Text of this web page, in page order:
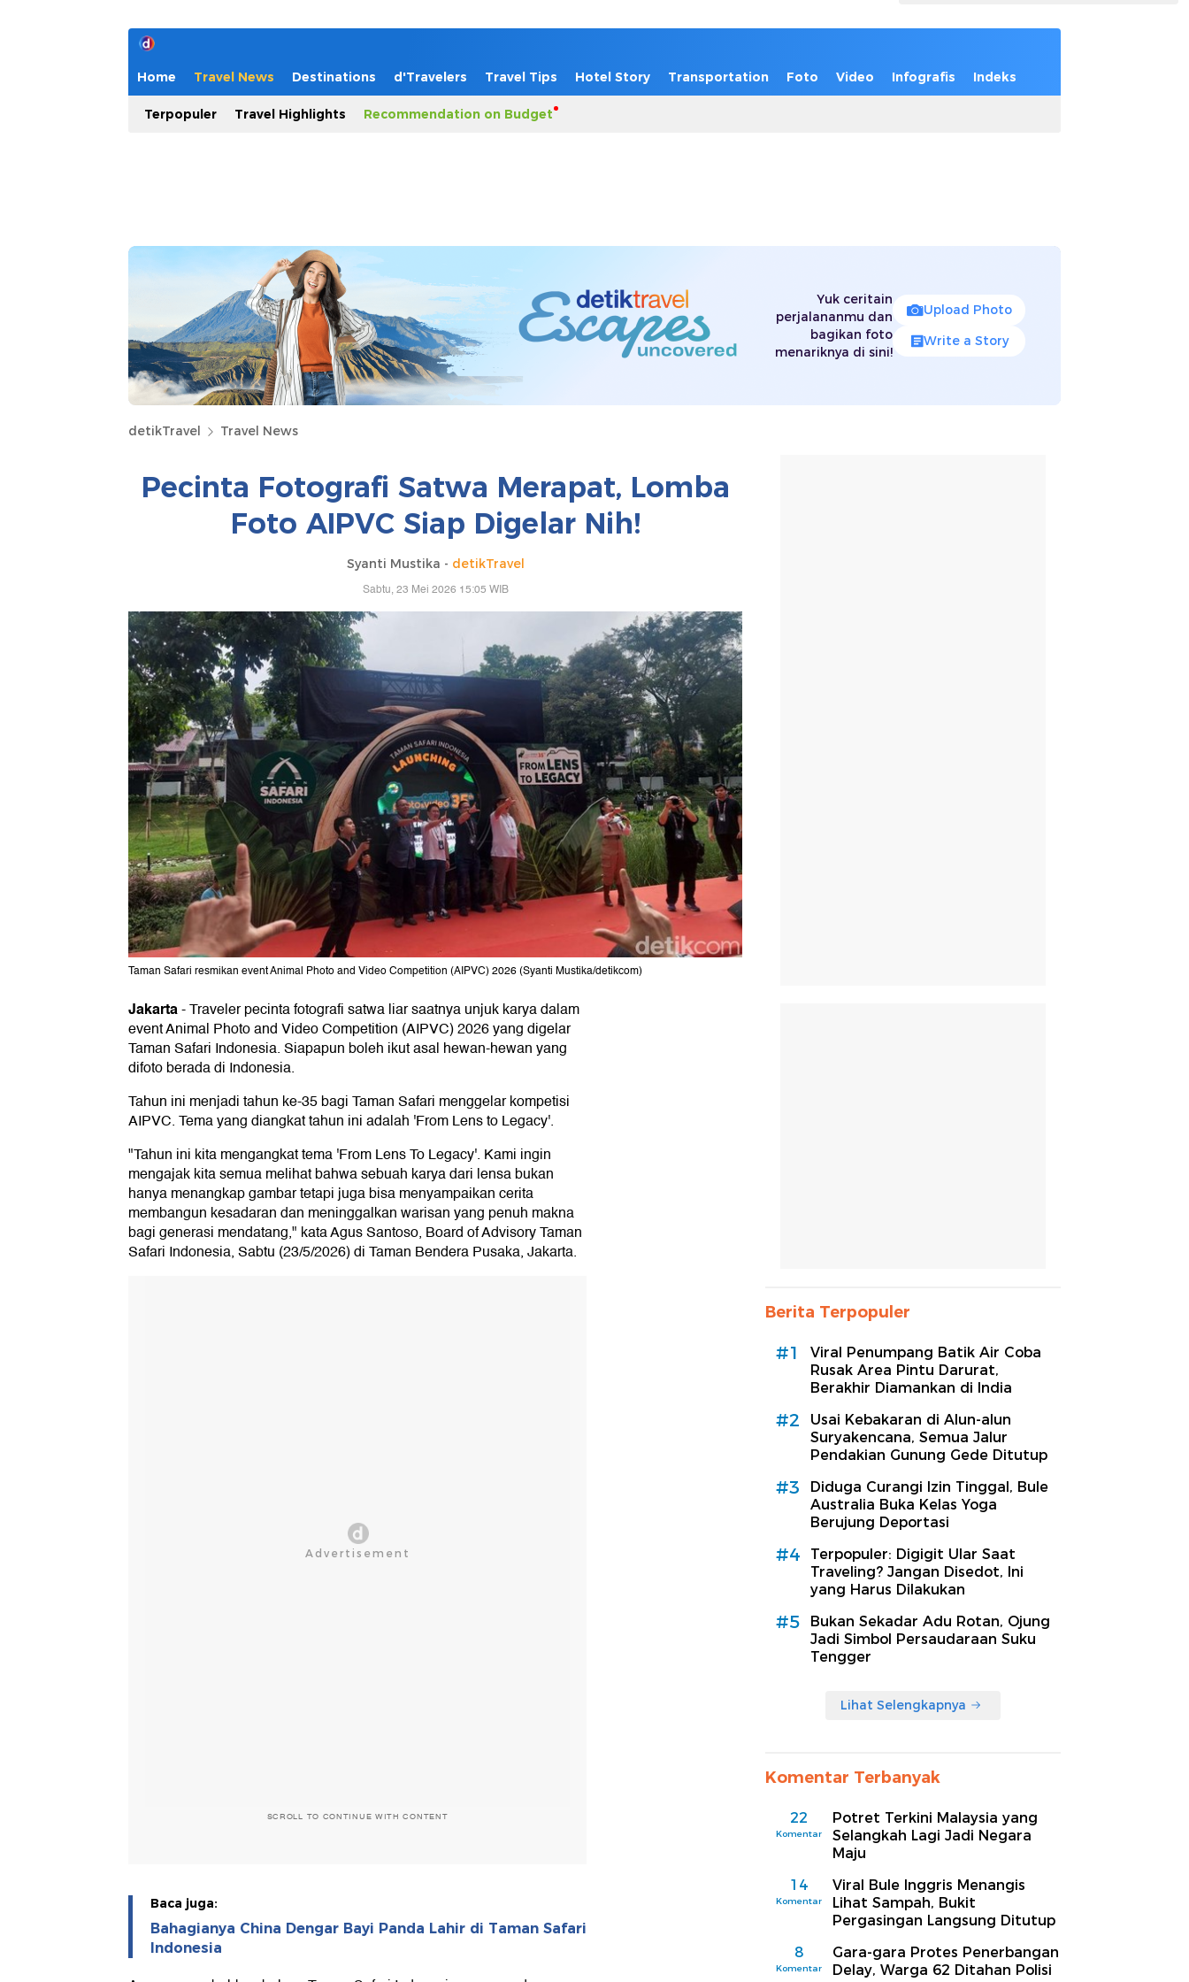
Home Travel News Destinations d'Travelers Travel Tips Hotel Story Transportation Foto Video Infografis Indeks
Terpopuler Travel Highlights Recommendation on Budget
Yuk ceritain
perjalananmu dan
bagikan foto
menariknya di sini!
Upload Photo
Write a Story
detikTravel Travel News
Pecinta Fotografi Satwa Merapat, Lomba
Foto AIPVC Siap Digelar Nih!
Syanti Mustika - detikTravel
Sabtu, 23 Mei 2026 15:05 WIB
Taman Safari resmikan event Animal Photo and Video Competition (AIPVC) 2026 (Syanti Mustika/detikcom)
Jakarta-Traveler pecinta fotografi satwa liar saatnya unjuk karya dalam
event Animal Photo and Video Competition (AIPVC) 2026 yang digelar
Taman Safari Indonesia. Siapapun boleh ikut asal hewan-hewan yang
difoto berada di Indonesia.
Tahun ini menjadi tahun ke-35 bagi Taman Safari menggelar kompetisi
AIPVC. Tema yang diangkat tahun ini adalah 'From Lens to Legacy'.
"Tahun ini kita mengangkat tema 'From Lens To Legacy'. Kami ingin
mengajak kita semua melihat bahwa sebuah karya dari lensa bukan
hanya menangkap gambar tetapi juga bisa menyampaikan cerita
membangun kesadaran dan meninggalkan warisan yang penuh makna
bagi generasi mendatang," kata Agus Santoso, Board of Advisory Taman
Safari Indonesia, Sabtu (23/5/2026) di Taman Bendera Pusaka, Jakarta.
SCROLL TO CONTINUE WITH CONTENT
Baca juga:
Bahagianya China Dengar Bayi Panda Lahir di Taman Safari
Indonesia
Berita Terpopuler
#1
Viral Penumpang Batik Air Coba
Rusak Area Pintu Darurat,
Berakhir Diamankan di India
#2
Usai Kebakaran di Alun-alun
Suryakencana, Semua Jalur
Pendakian Gunung Gede Ditutup
#3
Diduga Curangi Izin Tinggal, Bule
Australia Buka Kelas Yoga
Berujung Deportasi
#4
Terpopuler: Digigit Ular Saat
Traveling? Jangan Disedot, Ini
yang Harus Dilakukan
#5
Bukan Sekadar Adu Rotan, Ojung
Jadi Simbol Persaudaraan Suku
Tengger
Lihat Selengkapnya
Komentar Terbanyak
22
Komentar
Potret Terkini Malaysia yang
Selangkah Lagi Jadi Negara
Maju
14
Komentar
Viral Bule Inggris Menangis
Lihat Sampah, Bukit
Pergasingan Langsung Ditutup
8
Komentar
Gara-gara Protes Penerbangan
Delay, Warga 62 Ditahan Polisi